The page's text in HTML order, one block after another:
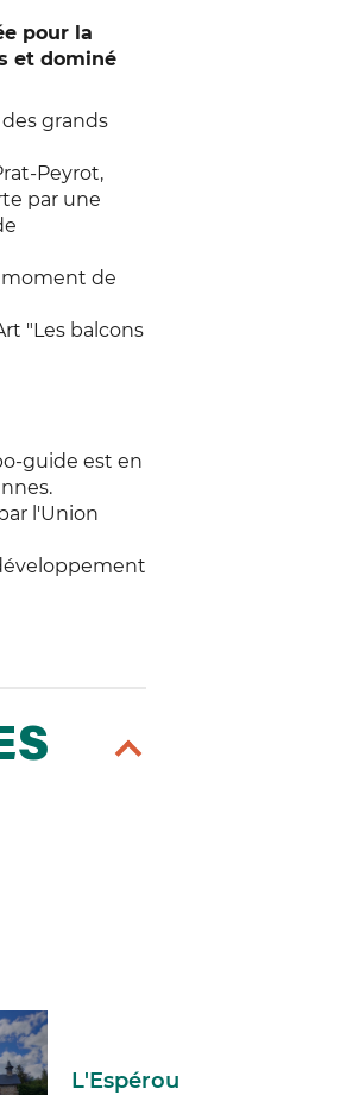
pour la
et dominé
grands
Peyrot,
par une
moment de
"Les balcons
guide est en
l'Union
L'Espérou